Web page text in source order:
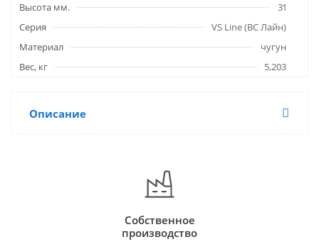
Высота мм.
31
Серия
VS Line (ВС Лайн)
Материал
чугун
Вес, кг
5,203
Описание
Собственное
производство